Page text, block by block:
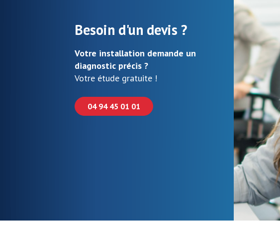
Besoin d'un devis ?
Votre installation demande un
diagnostic précis ?
Votre étude gratuite !
04 94 45 01 01